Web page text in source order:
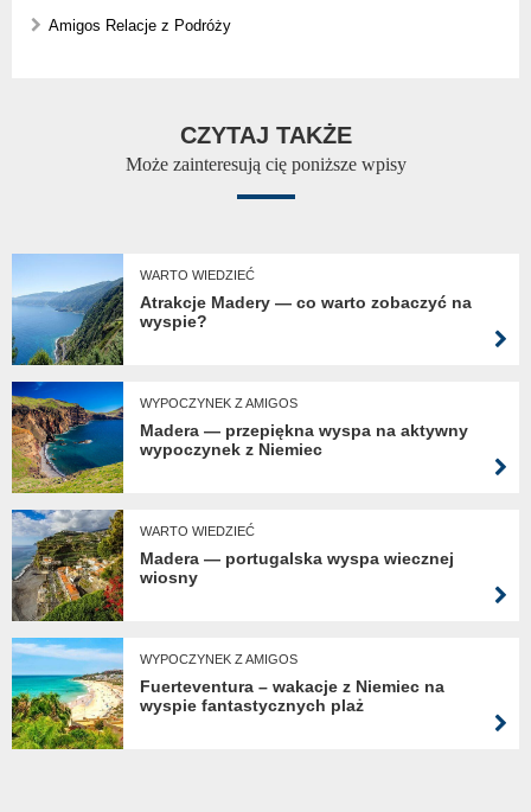
Amigos Relacje z Podróży
CZYTAJ TAKŻE
Może zainteresują cię poniższe wpisy
WARTO WIEDZIEĆ
Atrakcje Madery — co warto zobaczyć na
wyspie?
WYPOCZYNEK Z AMIGOS
Madera — przepiękna wyspa na aktywny
wypoczynek z Niemiec
WARTO WIEDZIEĆ
Madera — portugalska wyspa wiecznej
wiosny
WYPOCZYNEK Z AMIGOS
Fuerteventura – wakacje z Niemiec na
wyspie fantastycznych plaż